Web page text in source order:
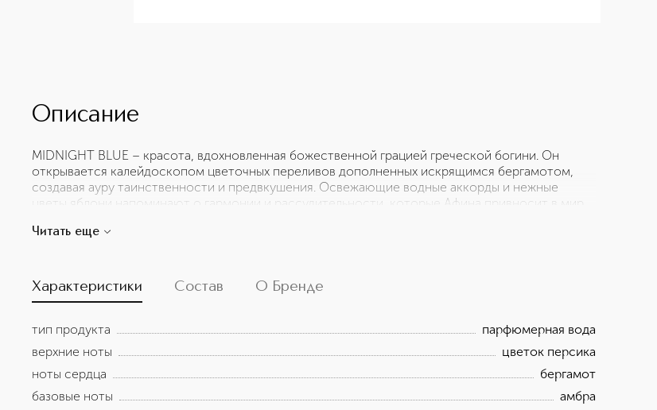
Описание
MIDNIGHT BLUE – красота, вдохновленная божественной грацией греческой богини. Он
открывается калейдоскопом цветочных переливов дополненных искрящимся бергамотом,
создавая ауру таинственности и предвкушения. Освежающие водные аккорды и нежные
цветы яблони напоминают о гармонии и рассудительности, которые Афина привносит в мир.
древних храмах и многовековых монументах, хранящих мудрость поколений. ВЕРХНИЕ НОТЫ:
Читать еще
Характеристики Состав О Бренде
тип продукта
парфюмерная вода
верхние ноты
цветок персика
ноты сердца
бергамот
базовые ноты
амбра